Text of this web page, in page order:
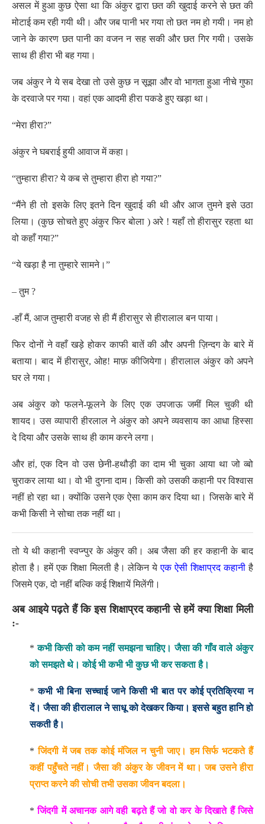
असल में हुआ कुछ ऐसा था कि अंकुर द्वारा छत की खुदाई करने से छत की
मोटाई कम रही गयी थी। और जब पानी भर गया तो छत नम हो गयी। नम हो
जाने के कारण छत पानी का वजन न सह सकी और छत गिर गयी। उसके
साथ ही हीरा भी बह गया।
जब अंकुर ने ये सब देखा तो उसे कुछ न सूझा और वो भागता हुआ नीचे गुफा
के दरवाजे पर गया। वहां एक आदमी हीरा पकडे हुए खड़ा था।
“मेरा हीरा?”
अंकुर ने घबराई हुयी आवाज में कहा।
“तुम्हारा हीरा? ये कब से तुम्हारा हीरा हो गया?”
“मैंने ही तो इसके लिए इतने दिन खुदाई की थी और आज तुमने इसे उठा
लिया। (कुछ सोचते हुए अंकुर फिर बोला ) अरे ! यहाँ तो हीरासुर रहता था
वो कहाँ गया?”
“ये खड़ा है ना तुम्हारे सामने।”
– तुम ?
-हाँ मैं, आज तुम्हारी वजह से ही मैं हीरासुर से हीरालाल बन पाया।
फिर दोनों ने वहाँ खड़े होकर काफी बातें की और अपनी ज़िन्दग के बारे में
बताया। बाद में हीरासुर, ओह! माफ़ कीजियेगा। हीरालाल अंकुर को अपने
घर ले गया।
अब अंकुर को फलने-फूलने के लिए एक उपजाऊ जमीं मिल चुकी थी
शायद। उस व्यापारी हीरलाल ने अंकुर को अपने व्यवसाय का आधा हिस्सा
दे दिया और उसके साथ ही काम करने लगा।
और हां, एक दिन वो उस छेनी-हथौड़ी का दाम भी चुका आया था जो व्बो
चुराकर लाया था। वो भी दुगना दाम। किसी को उसकी कहानी पर विश्वास
नहीं हो रहा था। क्योंकि उसने एक ऐसा काम कर दिया था। जिसके बारे में
कभी किसी ने सोचा तक नहीं था।
तो ये थी कहानी स्वप्न्पुर के अंकुर की। अब जैसा की हर कहानी के बाद
होता है। हमें एक शिक्षा मिलती है। लेकिन येएक ऐसी शिक्षाप्रद कहानी है
जिसमे एक, दो नहीं बल्कि कई शिक्षायें मिलेंगी।
अब आइये पढ़ते हैं कि इस शिक्षाप्रद कहानी से हमें क्या शिक्षा मिली
:-
*कभी किसी को कम नहीं समझना चाहिए। जैसा की गाँव वाले अंकुर
को समझते थे। कोई भी कभी भी कुछ भी कर सकता है।
*कभी भी बिना सच्चाई जाने किसी भी बात पर कोई प्रतिक्रिया न
दें। जैसा की हीरालाल ने साधू को देखकर किया। इससे बहुत हानि हो
सकती है।
*जिंदगी में जब तक कोई मंजिल न चुनी जाए। हम सिर्फ भटकते हैं
कहीं पहुँचते नहीं। जैसा की अंकुर के जीवन में था। जब उसने हीरा
प्राप्त करने की सोची तभी उसका जीवन बदला।
*जिंदगी में अचानक आगे वही बढ़ते हैं जो वो कर के दिखाते हैं जिसे